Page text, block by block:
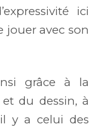
ici
jouer avec son
grâce à la
du dessin, à
y a celui des